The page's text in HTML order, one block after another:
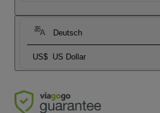
Deutsch
US$ US Dollar